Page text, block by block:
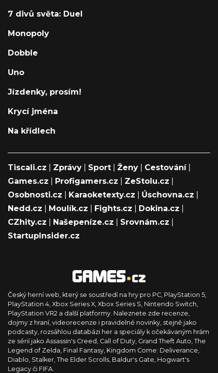
7 divů světa: Duel
Monopoly
Dobble
Uno
Jízdenky, prosím!
Krycí jména
Na křídlech
Tiscali.cz Zprávy Sport Ženy Cestování|
Games.cz
Profigamers.cz ZeStolu.cz
Osobnosti.cz
Karaoketexty.cz Úschovna.cz
Nedd.cz
Moulík.cz Fights.cz Dokina.cz
CZhity.cz
Našepeníze.cz Srovnám.cz
StartupInsider.cz
Český herní web, který se soustředí na hry pro PC, PlayStation 5,
PlayStation 4, Xbox Series X, Xbox Series S, Nintendo Switch,
PlayStation VR2 a další platformy. Naleznete zde recenze,
dojmy z hraní, videorecenze i pravidelné novinky, stejně jako
podcasty, rozsáhlou databázi her a speciály k očekávaným hrám
ze sérií jako Assassin's Creed, Call of Duty, Grand Theft Auto, The
Legend of Zelda, Final Fantasy, Kingdom Come: Deliverance,
Diablo, Stalker, The Elder Scrolls, Baldur's Gate, Hogwart's
Legacy či FIFA.